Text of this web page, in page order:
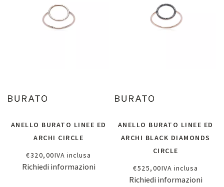
ANELLO BURATO LINEE ED
ARCHI CIRCLE
€320,00IVA inclusa
Richiedi informazioni
ANELLO BURATO LINEE ED
ARCHI BLACK DIAMONDS
CIRCLE
€525,00IVA inclusa
Richiedi informazioni